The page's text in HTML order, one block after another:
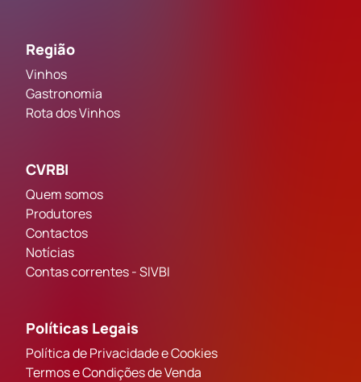
Região
Vinhos
Gastronomia
Rota dos Vinhos
CVRBI
Quem somos
Produtores
Contactos
Notícias
Contas correntes - SIVBI
Políticas Legais
Política de Privacidade e Cookies
Termos e Condições de Venda